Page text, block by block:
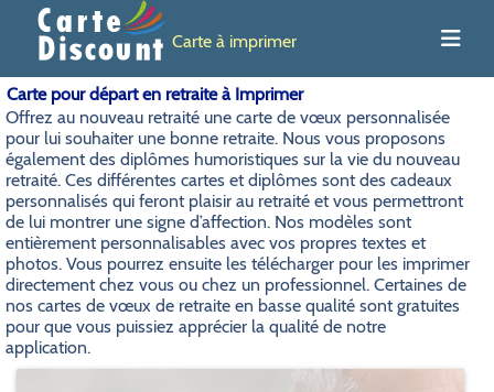
Carte à imprimer
Carte pour départ en retraite à Imprimer
Offrez au nouveau retraité une carte de vœux personnalisée
pour lui souhaiter une bonne retraite. Nous vous proposons
également des diplômes humoristiques sur la vie du nouveau
retraité. Ces différentes cartes et diplômes sont des cadeaux
personnalisés qui feront plaisir au retraité et vous permettront
de lui montrer une signe d’affection. Nos modèles sont
entièrement personnalisables avec vos propres textes et
photos. Vous pourrez ensuite les télécharger pour les imprimer
directement chez vous ou chez un professionnel. Certaines de
nos cartes de vœux de retraite en basse qualité sont gratuites
pour que vous puissiez apprécier la qualité de notre
application.